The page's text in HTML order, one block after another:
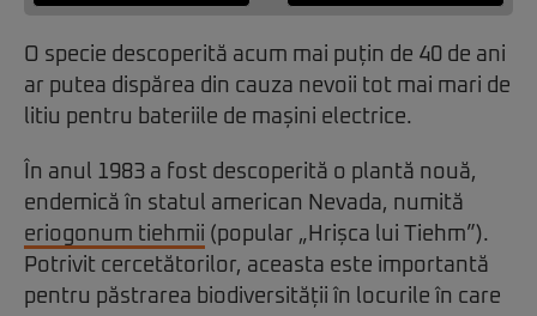
O specie descoperită acum mai puțin de 40 de ani
ar putea dispărea din cauza nevoii tot mai mari de
litiu pentru bateriile de mașini electrice.
În anul 1983 a fost descoperită o plantă nouă,
endemică în statul american Nevada, numită
eriogonum tiehmii (popular „Hrișca lui Tiehm”).
Potrivit cercetătorilor, aceasta este importantă
pentru păstrarea biodiversității în locurile în care